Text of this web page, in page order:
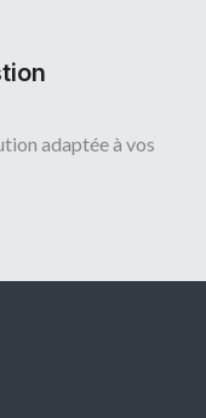
adaptée à vos